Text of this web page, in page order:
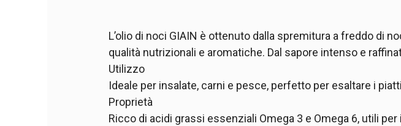
L’olio di noci GIAIN è ottenuto dalla spremitura a freddo di
qualità nutrizionali e aromatiche. Dal sapore intenso e
Utilizzo
Ideale per insalate, carni e pesce, perfetto per esaltare i
Proprietà
Ricco di acidi grassi essenziali Omega 3 e Omega 6, utili